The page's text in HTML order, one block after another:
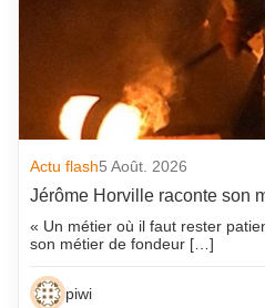
Actu flash5 Août. 2026
Jérôme Horville raconte son
« Un métier où il faut rester
son métier de fondeur […]
piwi